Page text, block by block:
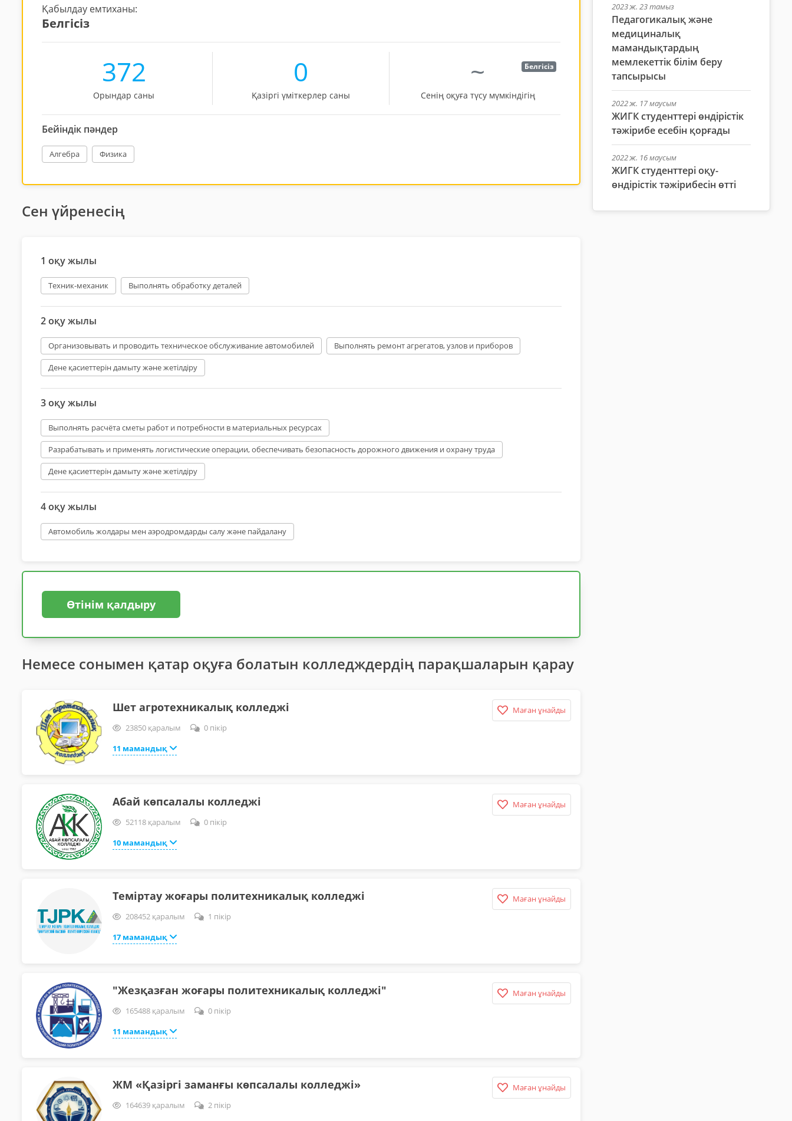
Қабылдау емтиханы:
Белгісіз
372
Орындар саны
0
Қазіргі үміткерлер саны
~
Сенің оқуға түсу мүмкіндігің
Белгісіз
Бейіндік пәндер
Алгебра Физика
Сен үйренесің
1 оқу жылы
Техник-механик Выполнять обработку деталей
2 оқу жылы
Организовывать и проводить техническое обслуживание автомобилей Выполнять ремонт агрегатов, узлов и приборов
Дене қасиеттерін дамыту және жетілдіру
3 оқу жылы
Выполнять расчёта сметы работ и потребности в материальных ресурсах
Разрабатывать и применять логистические операции, обеспечивать безопасность дорожного движения и охрану труда
Дене қасиеттерін дамыту және жетілдіру
4 оқу жылы
Автомобиль жолдары мен аэродромдарды салу және пайдалану
Өтінім қалдыру
Немесе сонымен қатар оқуға болатын колледждердің парақшаларын қарау
Шет агротехникалық колледжі
23850 қаралым
0 пікір
11 мамандық
Маған ұнайды
Абай көпсалалы колледжі
52118 қаралым
0 пікір
10 мамандық
Маған ұнайды
Теміртау жоғары политехникалық колледжі
208452 қаралым
1 пікір
17 мамандық
Маған ұнайды
"Жезқазған жоғары политехникалық колледжі"
165488 қаралым
0 пікір
11 мамандық
Маған ұнайды
ЖМ «Қазіргі заманғы көпсалалы колледжі»
164639 қаралым
2 пікір
Маған ұнайды
2023 ж. 23 тамыз
Педагогикалық және
медициналық
мамандықтардың
мемлекеттік білім беру
тапсырысы
2022 ж. 17 маусым
ЖИГК студенттері өндірістік
тәжірибе есебін қорғады
2022 ж. 16 маусым
ЖИГК студенттері оқу-
өндірістік тәжірибесін өтті